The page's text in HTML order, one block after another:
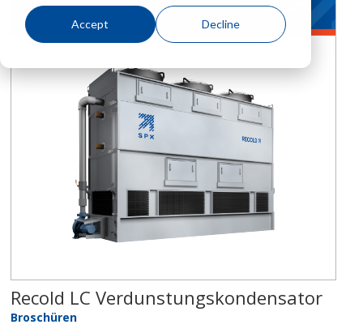
Accept Decline
Recold LC Verdunstungskondensator
Broschüren